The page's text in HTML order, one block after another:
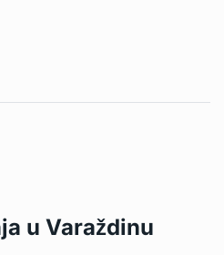
u Varaždinu